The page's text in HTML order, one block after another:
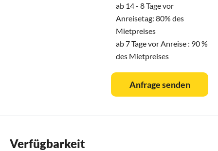
ab 14 - 8 Tage vor
Anreisetag: 80% des
Mietpreises
ab 7 Tage vor Anreise : 90 %
des Mietpreises
Anfrage senden
Verfügbarkeit